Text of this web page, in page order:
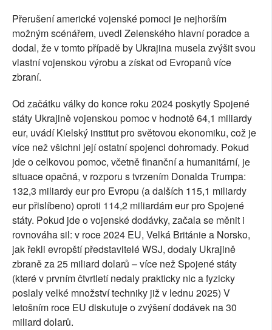
Přerušení americké vojenské pomoci je nejhorším
možným scénářem, uvedl Zelenského hlavní poradce a
dodal, že v tomto případě by Ukrajina musela zvýšit svou
vlastní vojenskou výrobu a získat od Evropanů více
zbraní.
Od začátku války do konce roku 2024 poskytly Spojené
státy Ukrajině vojenskou pomoc v hodnotě 64,1 miliardy
eur, uvádí Kielský institut pro světovou ekonomiku, což je
více než všichni její ostatní spojenci dohromady. Pokud
jde o celkovou pomoc, včetně finanční a humanitární, je
situace opačná, v rozporu s tvrzením Donalda Trumpa:
132,3 miliardy eur pro Evropu (a dalších 115,1 miliardy
eur přislíbeno) oproti 114,2 miliardám eur pro Spojené
státy. Pokud jde o vojenské dodávky, začala se měnit i
rovnováha sil: v roce 2024 EU, Velká Británie a Norsko,
jak řekli evropští představitelé WSJ, dodaly Ukrajině
zbraně za 25 miliard dolarů – více než Spojené státy
(které v prvním čtvrtletí nedaly prakticky nic a fyzicky
poslaly velké množství techniky již v lednu 2025) V
letošním roce EU diskutuje o zvýšení dodávek na 30
miliard dolarů.